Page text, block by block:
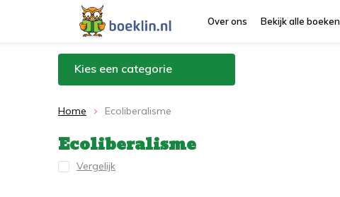
Over ons Bekijk alle boeken
Kies een categorie
Home Ecoliberalisme
Ecoliberalisme
Vergelijk